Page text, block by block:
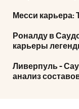
Месси карьера:
Роналду в
карьеры
Ливерпуль -
анализ